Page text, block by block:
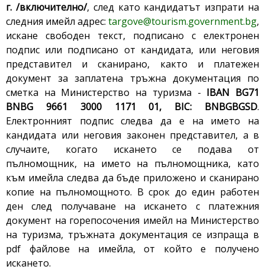
г. /включително/, след като кандидатът изпрати на
следния имейл адрес: targove@tourism.government.bg,
искане свободен текст, подписано с електронен
подпис или подписано от кандидата, или неговия
представител и сканирано, както и платежен
документ за заплатена тръжна документация по
сметка на Министерство на туризма - IBAN BG71
BNBG 9661 3000 1171 01, BIC: BNBGBGSD.
Електронният подпис следва да е на името на
кандидата или неговия законен представител, а в
случаите, когато искането се подава от
пълномощник, на името на пълномощника, като
към имейла следва да бъде приложено и сканирано
копие на пълномощното. В срок до един работен
ден след получаване на искането с платежния
документ на горепосочения имейл на Министерство
на туризма, тръжната документация се изпраща в
pdf файлове на имейла, от който е получено
искането.